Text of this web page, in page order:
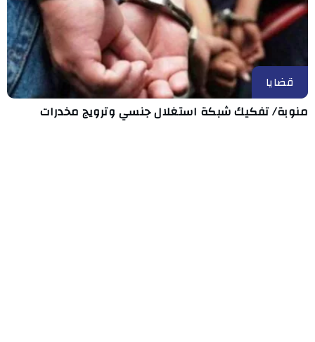
قضايا
منوبة/ تفكيك شبكة استغلال جنسي وترويج مخدرات